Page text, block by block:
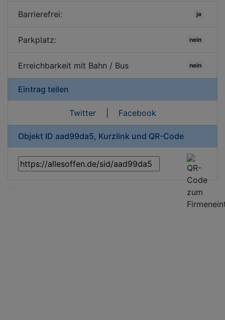
Barrierefrei: ja
Parkplatz: nein
Erreichbarkeit mit Bahn / Bus nein
Eintrag teilen
Twitter| Facebook
Objekt ID aad99da5, Kurzlink und QR-Code